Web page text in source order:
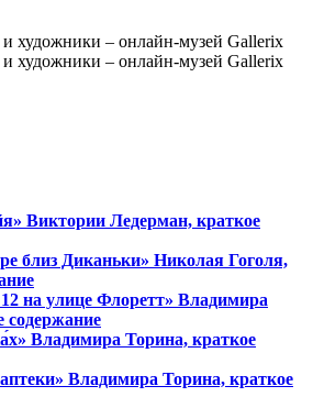
Виктории Ледерман, краткое
близ Диканьки» Николая Гоголя,
на улице Флоретт» Владимира
содержание
Владимира Торина, краткое
Владимира Торина, краткое